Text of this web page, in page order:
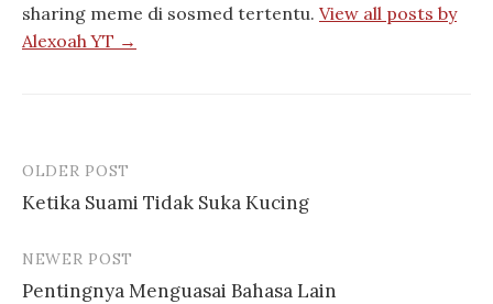
sharing meme di sosmed tertentu. View all posts by
Alexoah YT →
Post
navigation
OLDER POST
Ketika Suami Tidak Suka Kucing
NEWER POST
Pentingnya Menguasai Bahasa Lain